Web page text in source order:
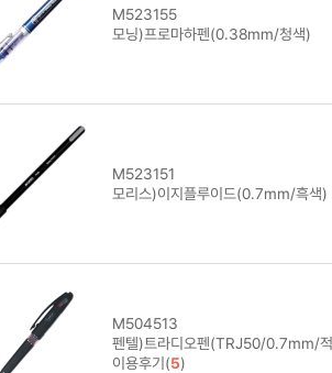
M523155
모닝)프로마하펜(0.38mm/청색)
M523151
모리스)이지플루이드(0.7mm/흑색)
M504513
펜텔)트라디오펜(TRJ50/0.7mm/
이용후기(5)